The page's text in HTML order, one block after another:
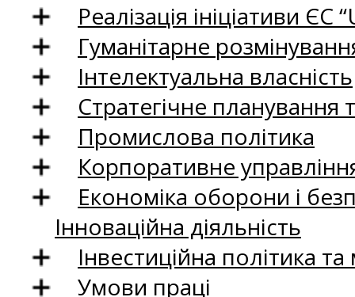
Реалізація ініціативи ЄС
Гуманітарне
Інтелектуальна власність
Стратегічне
Промислова політика
Корпоративне
Економіка оборони і
Інноваційна діяльність
Інвестиційна політика
Умови праці